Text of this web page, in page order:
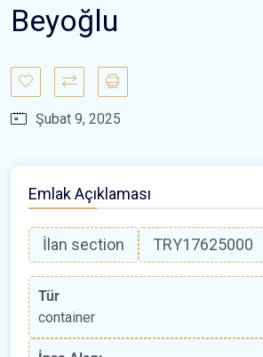
Beyoğlu
Şubat 9, 2025
Emlak Açıklaması
İlan section TRY17625000
Tür
container